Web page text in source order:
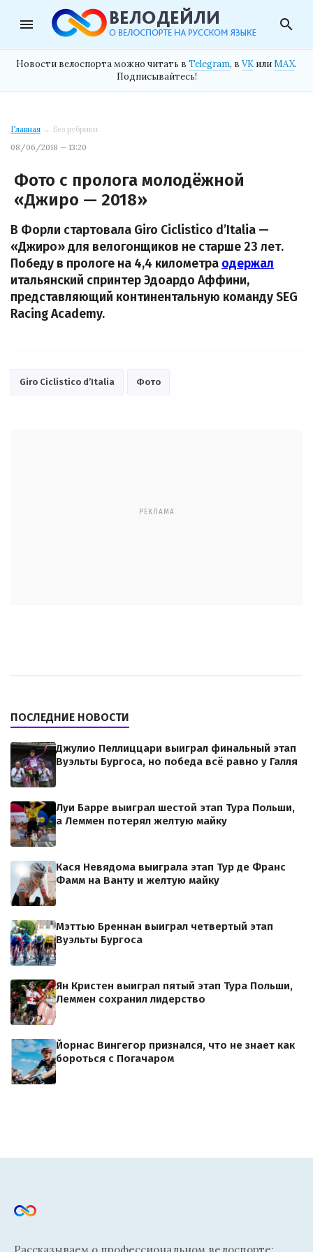
menu search
Новости велоспорта можно читать в Telegram, в VK илиMAX.
Подписывайтесь!
Главная → Без рубрики
08/06/2018 — 13:20
Фото с пролога молодёжной
«Джиро — 2018»
В Форли стартовала Giro Ciclistico d’Italia —
«Джиро» для велогонщиков не старше 23 лет.
Победу в прологе на 4,4 километра одержал
итальянский спринтер Эдоардо Аффини,
представляющий континентальную команду SEG
Racing Academy.
Giro Ciclistico d’Italia Фото
РЕКЛАМА
ПОСЛЕДНИЕ НОВОСТИ
Джулио Пеллиццари выиграл финальный этап
Вуэльты Бургоса, но победа всё равно у Галля
Луи Барре выиграл шестой этап Тура Польши,
а Леммен потерял желтую майку
Кася Невядома выиграла этап Тур де Франс
Фамм на Ванту и желтую майку
Мэттью Бреннан выиграл четвертый этап
Вуэльты Бургоса
Ян Кристен выиграл пятый этап Тура Польши,
Леммен сохранил лидерство
Йорнас Вингегор признался, что не знает как
бороться с Погачаром
Рассказываем о профессиональном велоспорте: